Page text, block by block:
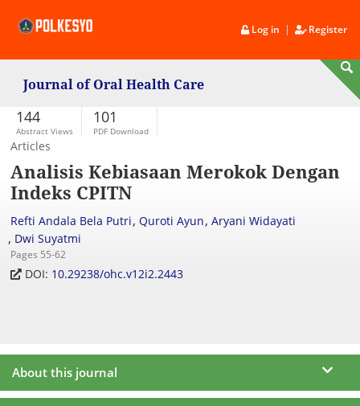
Log in | Register
Journal of Oral Health Care
144
Abstract Views
101
PDF Download
Articles
Analisis Kebiasaan Merokok Dengan
Indeks CPITN
Refti Andala Bela Putri, Quroti Ayun, Aryani Widayati
, Dwi Suyatmi
Pages 55-62
DOI: 10.29238/ohc.v12i2.2443
About this journal